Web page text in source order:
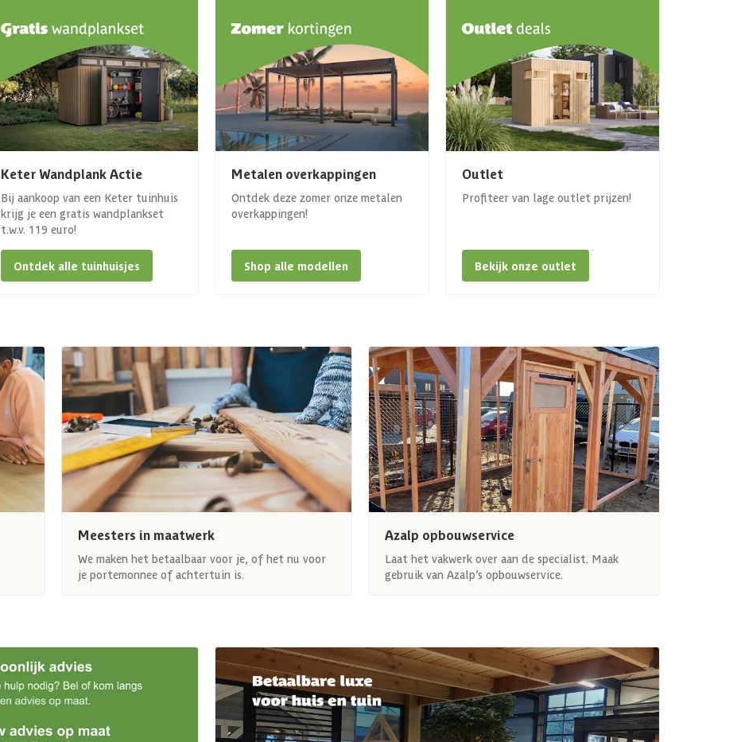
Keter Wandplank Actie
Bij aankoop van een Keter tuinhuis
krijg je een gratis wandplankset
t.w.v. 119 euro!
Ontdek alle tuinhuisjes
Metalen overkappingen
Ontdek deze zomer onze metalen
overkappingen!
Shop alle modellen
Outlet
Profiteer van lage outlet prijzen!
Bekijk onze outlet
Meesters in maatwerk
We maken het betaalbaar voor je, of het nu voor
je portemonnee of achtertuin is.
Azalp opbouwservice
Laat het vakwerk over aan de specialist. Maak
gebruik van Azalp’s opbouwservice.